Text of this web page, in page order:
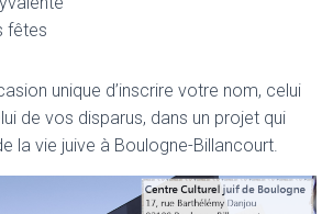
fêtes
unique d’inscrire votre nom, celui
de vos disparus, dans un projet qui
la vie juive à Boulogne-Billancourt.